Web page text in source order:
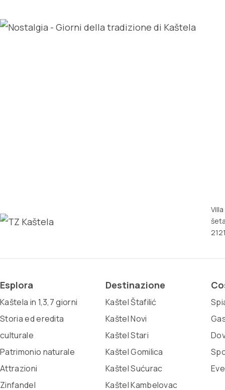
Esplora
Kaštela in 1,3,7 giorni
Storia ed eredita
culturale
Patrimonio naturale
Attrazioni
Zinfandel
Destinazione
Kaštel Štafilić
Kaštel Novi
Kaštel Stari
Kaštel Gomilica
Kaštel Sućurac
Kaštel Kambelovac